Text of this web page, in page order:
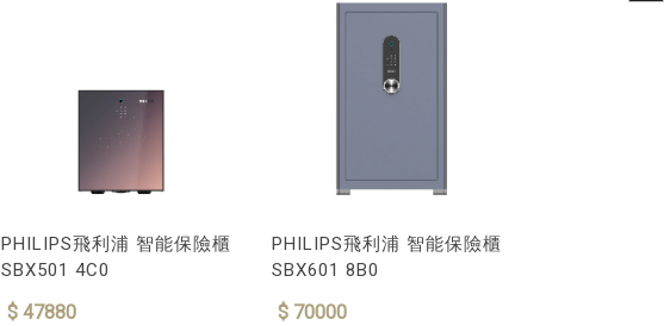
PHILIPS飛利浦 智能保險櫃
SBX501 4C0
$ 47880
PHILIPS飛利浦 智能保險櫃
SBX601 8B0
$ 70000